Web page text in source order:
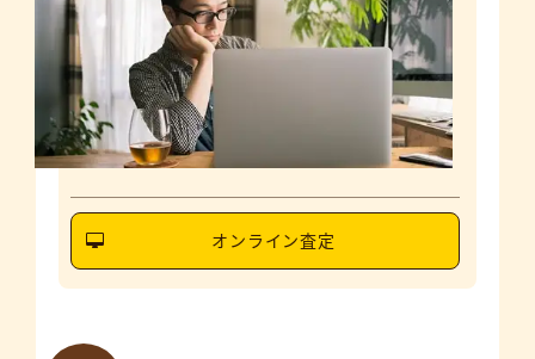
オンライン査定